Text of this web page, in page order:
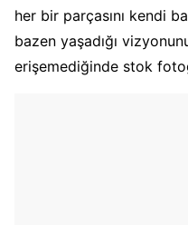
her bir parçasını kendi
bazen yaşadığı
erişemediğinde stok